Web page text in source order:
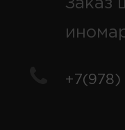
Заказ
+7(978)